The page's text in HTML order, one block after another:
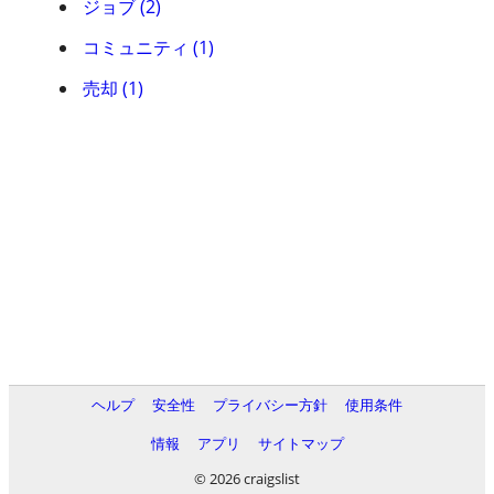
ジョブ (2)
コミュニティ (1)
売却 (1)
ヘルプ 安全性 プライバシー方針
使用条件
情報
アプリ
サイトマップ
© 2026 craigslist